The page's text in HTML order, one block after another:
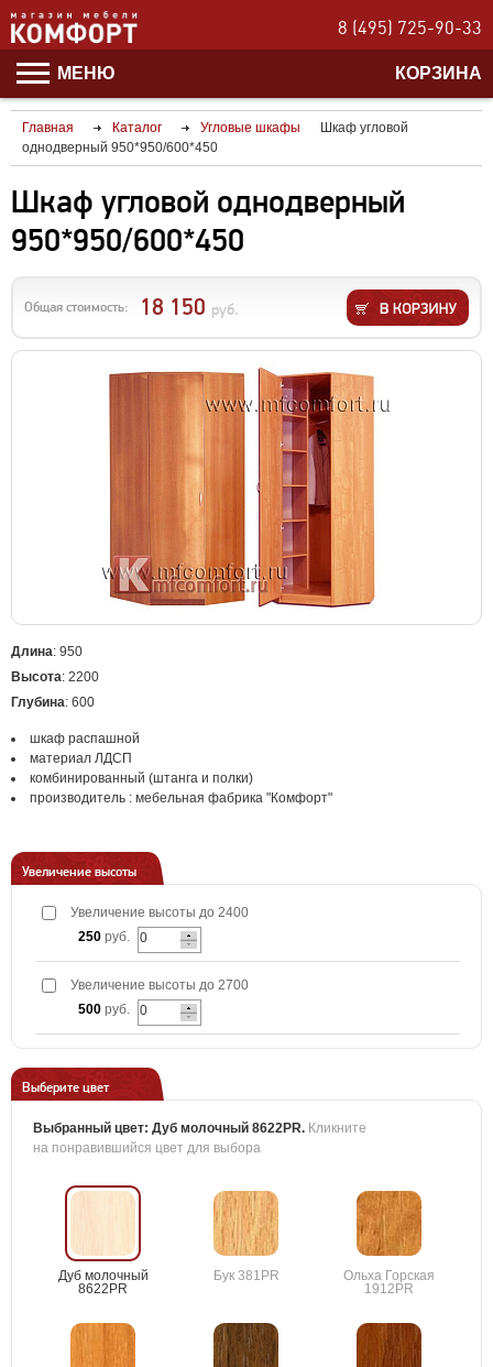
8 (495) 725-90-33
МЕНЮ КОРЗИНА
Главная Каталог Угловые шкафы
Шкаф угловой
однодверный 950*950/600*450
Шкаф угловой однодверный
950*950/600*450
Общая стоимость: 18 150 руб.
Длина: 950
Высота: 2200
Глубина: 600
шкаф распашной
материал ЛДСП
комбинированный (штанга и полки)
производитель : мебельная фабрика "Комфорт"
Увеличение высоты
Увеличение высоты до 2400
250 руб.
Увеличение высоты до 2700
500 руб.
Выберите цвет
Выбранный цвет: Дуб молочный 8622PR. Кликните
на понравившийся цвет для выбора
Дуб молочный
8622PR
Бук 381PR
Ольха Горская
1912PR